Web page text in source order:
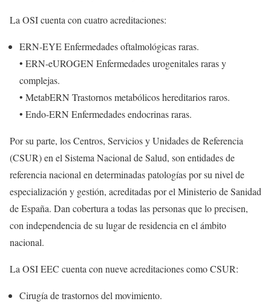
La OSI cuenta con cuatro acreditaciones:
ERN-EYE Enfermedades oftalmológicas raras.
• ERN-eUROGEN Enfermedades urogenitales raras y
complejas.
• MetabERN Trastornos metabólicos hereditarios raros.
• Endo-ERN Enfermedades endocrinas raras.
Por su parte, los Centros, Servicios y Unidades de Referencia
(CSUR) en el Sistema Nacional de Salud, son entidades de
referencia nacional en determinadas patologías por su nivel de
especialización y gestión, acreditadas por el Ministerio de Sanidad
de España. Dan cobertura a todas las personas que lo precisen,
con independencia de su lugar de residencia en el ámbito
nacional.
La OSI EEC cuenta con nueve acreditaciones como CSUR:
Cirugía de trastornos del movimiento.